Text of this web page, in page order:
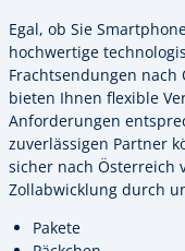
Egal, ob Sie
hochwertige
Frachtsendungen
bieten Ihnen flexible
Anforderungen
zuverlässigen Partner
sicher nach Österreich
Zollabwicklung durch
Pakete